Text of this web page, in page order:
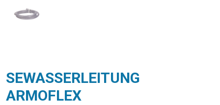
SEWASSERLEITUNG
ARMOFLEX